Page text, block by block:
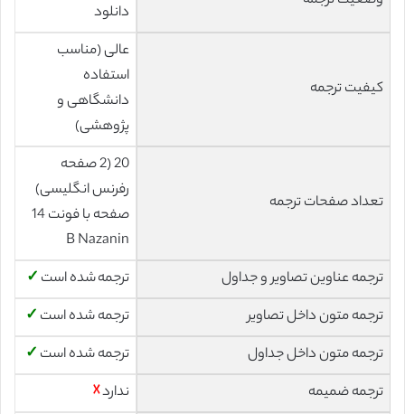
دانلود
کیفیت ترجمه
عالی (مناسب
استفاده
دانشگاهی و
پژوهشی)
تعداد صفحات ترجمه
20 (2 صفحه
رفرنس انگلیسی)
صفحه با فونت 14
B Nazanin
ترجمه عناوین تصاویر و جداول
ترجمه شده است ✓
ترجمه متون داخل تصاویر
ترجمه شده است ✓
ترجمه متون داخل جداول
ترجمه شده است ✓
ترجمه ضمیمه
ندارد☓